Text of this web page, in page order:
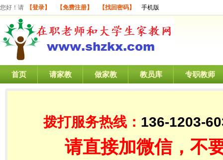
您好！请 【登录】 【免费注册】 【找回密码】 手机版
首页 请家教 做家教 教员库 专职教师
拨打服务热线： 136-1203-
请直接加微信，不